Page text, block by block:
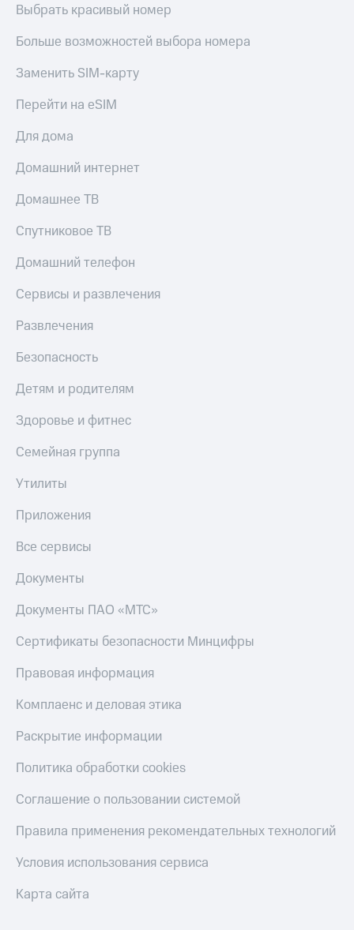
Выбрать красивый номер
Больше возможностей выбора номера
Заменить SIM-карту
Перейти на eSIM
Для дома
Домашний интернет
Домашнее ТВ
Спутниковое ТВ
Домашний телефон
Сервисы и развлечения
Развлечения
Безопасность
Детям и родителям
Здоровье и фитнес
Семейная группа
Утилиты
Приложения
Все сервисы
Документы
Документы ПАО «МТС»
Сертификаты безопасности Минцифры
Правовая информация
Комплаенс и деловая этика
Раскрытие информации
Политика обработки cookies
Соглашение о пользовании системой
Правила применения рекомендательных технологий
Условия использования сервиса
Карта сайта